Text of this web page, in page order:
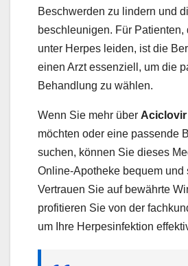
Beschwerden zu lindern und
beschleunigen. Für
unter Herpes leiden, ist die
einen Arzt essenziell, um die
Behandlung zu wählen.
Wenn Sie mehr über Aciclovir
möchten oder eine passende
suchen, können Sie dieses
Online-Apotheke bequem und
Vertrauen Sie auf bewährte
profitieren Sie von der
um Ihre Herpesinfektion